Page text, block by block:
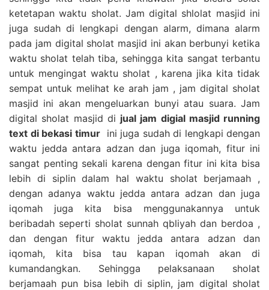
ketetapan waktu sholat. Jam digital shlolat masjid ini
juga sudah di lengkapi dengan alarm, dimana alarm
pada jam digital sholat masjid ini akan berbunyi ketika
waktu sholat telah tiba, sehingga kita sangat terbantu
untuk mengingat waktu sholat , karena jika kita tidak
sempat untuk melihat ke arah jam , jam digital sholat
masjid ini akan mengeluarkan bunyi atau suara. Jam
digital sholat masjid di jual jam digial masjid running
text di bekasi timurini juga sudah di lengkapi dengan
waktu jedda antara adzan dan juga iqomah, fitur ini
sangat penting sekali karena dengan fitur ini kita bisa
lebih di siplin dalam hal waktu sholat berjamaah ,
dengan adanya waktu jedda antara adzan dan juga
iqomah juga kita bisa menggunakannya untuk
beribadah seperti sholat sunnah qbliyah dan berdoa ,
dan dengan fitur waktu jedda antara adzan dan
iqomah, kita bisa tau kapan iqomah akan di
kumandangkan. Sehingga pelaksanaan sholat
berjamaah pun bisa lebih di siplin, jam digital sholat